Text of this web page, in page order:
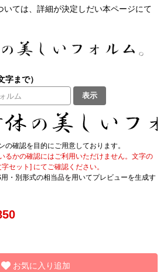
デザイン毛筆
すべてを表示
いては、詳細が決定しだい本ページにて
まで）
表示
の確認を目的にご用意しております。
るかの確認にはご利用いただけません。文字の
セット] にてご確認ください。
・別形式の相当品を用いてプレビューを生成す
お気に入り追加